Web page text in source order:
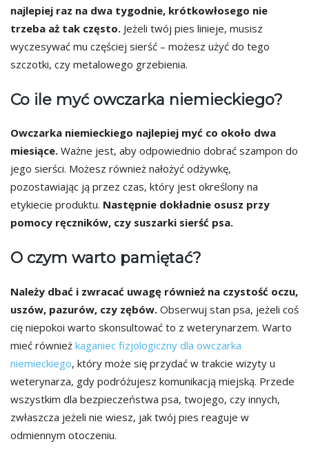
najlepiej raz na dwa tygodnie, krótkowłosego nie
trzeba aż tak często. Jeżeli twój pies linieje, musisz
wyczesywać mu częściej sierść – możesz użyć do tego
szczotki, czy metalowego grzebienia.
Co ile myć owczarka niemieckiego?
Owczarka niemieckiego najlepiej myć co około dwa
miesiące. Ważne jest, aby odpowiednio dobrać szampon do
jego sierści. Możesz również nałożyć odżywkę,
pozostawiając ją przez czas, który jest określony na
etykiecie produktu. Następnie dokładnie osusz przy
pomocy ręczników, czy suszarki sierść psa.
O czym warto pamiętać?
Należy dbać i zwracać uwagę również na czystość oczu,
uszów, pazurów, czy zębów. Obserwuj stan psa, jeżeli coś
cię niepokoi warto skonsultować to z weterynarzem. Warto
mieć również kaganiec fizjologiczny dla owczarka
niemieckiego, który może się przydać w trakcie wizyty u
weterynarza, gdy podróżujesz komunikacją miejską. Przede
wszystkim dla bezpieczeństwa psa, twojego, czy innych,
zwłaszcza jeżeli nie wiesz, jak twój pies reaguje w
odmiennym otoczeniu.